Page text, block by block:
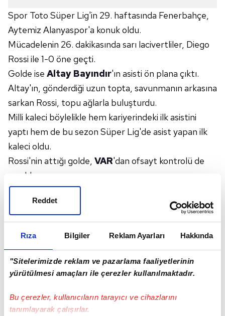
Rıza Bilgiler Reklam Ayarları Hakkında
"Sitelerimizde reklam ve pazarlama faaliyetlerinin
yürütülmesi amaçları ile çerezler kullanılmaktadır.
Bu çerezler, kullanıcıların tarayıcı ve cihazlarını
tanımlayarak çalışırlar.
Reddet
Spor Toto Süper Lig'in 29. haftasında Fenerbahçe,
Aytemiz Alanyaspor'a konuk oldu.
Mücadelenin 26. dakikasında sarı lacivertliler, Diego
Rossi ile 1-0 öne geçti.
Golde ise Altay Bayındır'ın asisti ön plana çıktı.
Altay'ın, gönderdiği uzun topta, savunmanın arkasına
sarkan Rossi, topu ağlarla buluşturdu.
Milli kaleci böylelikle hem kariyerindeki ilk asistini
yaptı hem de bu sezon Süper Lig'de asist yapan ilk
kaleci oldu.
Rossi'nin attığı golde, VAR'dan ofsayt kontrolü de
yapıldı.
İŞTE O ANLAR: